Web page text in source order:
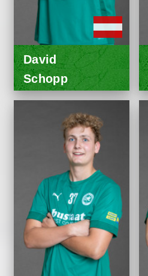
David
Schopp